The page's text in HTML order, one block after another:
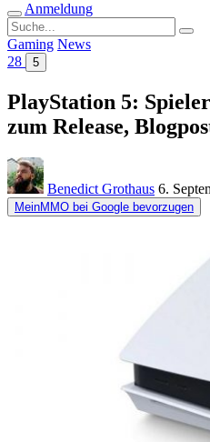
Anmeldung
Suche
nach:
Gaming News
28
5
PlayStation 5:
zum Release,
Benedict Grothaus 6.
MeinMMO bei Google bevorzugen